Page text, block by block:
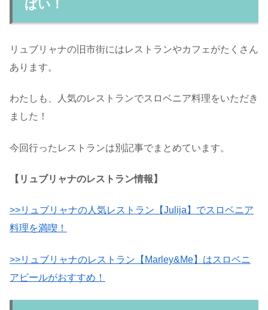
ぱい！
リュブリャナの旧市街にはレストランやカフェがたくさん
あります。
わたしも、人気のレストランでスロベニア料理をいただき
ました！
今回行ったレストランは別記事でまとめています。
【リュブリャナのレストラン情報】
>>リュブリャナの人気レストラン【Julija】でスロベニア
料理を満喫！
>>リュブリャナのレストラン【Marley&Me】はスロベニ
アビールがおすすめ！